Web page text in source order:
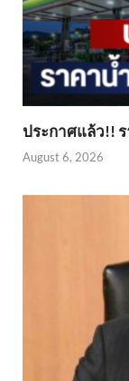
ประกาศแล้ว!!
August 6, 2026